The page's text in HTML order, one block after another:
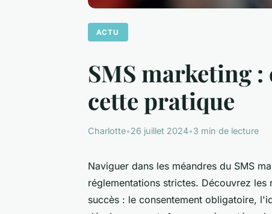
ACTU
SMS marketing
cette pratique
Charlotte•26 juillet 2024•3 min de lecture
Naviguer dans les méandres du SMS
réglementations strictes. Découvrez
succès : le consentement obligatoire,